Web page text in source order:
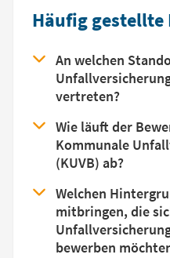
Häufig gestellte
An welchen
vertreten?
Wie läuft der
Kommunale
(KUVB) ab?
Welchen
mitbringen, die
bewerben